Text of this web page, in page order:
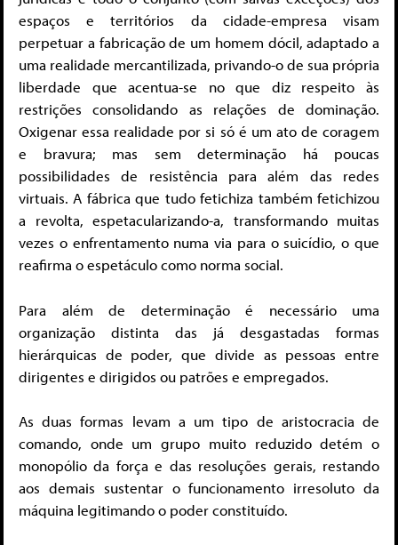
espaços e territórios da cidade-empresa visam
perpetuar a fabricação de um homem dócil, adaptado a
uma realidade mercantilizada, privando-o de sua própria
liberdade que acentua-se no que diz respeito às
restrições consolidando as relações de dominação.
Oxigenar essa realidade por si só é um ato de coragem
e bravura; mas sem determinação há poucas
possibilidades de resistência para além das redes
virtuais. A fábrica que tudo fetichiza também fetichizou
a revolta, espetacularizando-a, transformando muitas
vezes o enfrentamento numa via para o suicídio, o que
reafirma o espetáculo como norma social.
Para além de determinação é necessário uma
organização distinta das já desgastadas formas
hierárquicas de poder, que divide as pessoas entre
dirigentes e dirigidos ou patrões e empregados.
As duas formas levam a um tipo de aristocracia de
comando, onde um grupo muito reduzido detém o
monopólio da força e das resoluções gerais, restando
aos demais sustentar o funcionamento irresoluto da
máquina legitimando o poder constituído.